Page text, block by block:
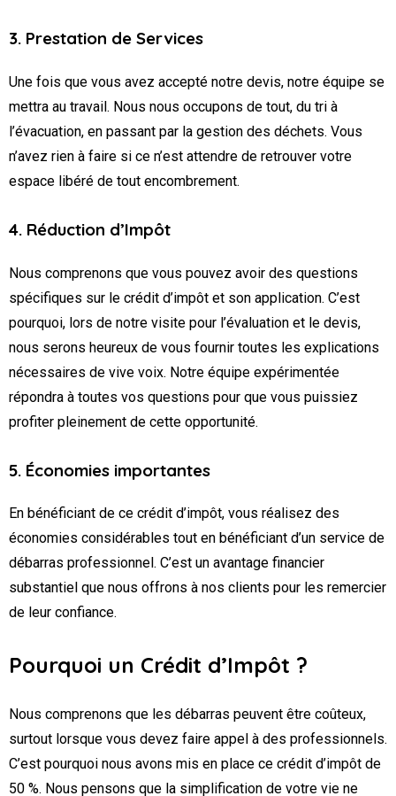
3. Prestation de Services
Une fois que vous avez accepté notre devis, notre équipe se
mettra au travail. Nous nous occupons de tout, du tri à
l’évacuation, en passant par la gestion des déchets. Vous
n’avez rien à faire si ce n’est attendre de retrouver votre
espace libéré de tout encombrement.
4. Réduction d’Impôt
Nous comprenons que vous pouvez avoir des questions
spécifiques sur le crédit d’impôt et son application. C’est
pourquoi, lors de notre visite pour l’évaluation et le devis,
nous serons heureux de vous fournir toutes les explications
nécessaires de vive voix. Notre équipe expérimentée
répondra à toutes vos questions pour que vous puissiez
profiter pleinement de cette opportunité.
5. Économies importantes
En bénéficiant de ce crédit d’impôt, vous réalisez des
économies considérables tout en bénéficiant d’un service de
débarras professionnel. C’est un avantage financier
substantiel que nous offrons à nos clients pour les remercier
de leur confiance.
Pourquoi un Crédit d’Impôt ?
Nous comprenons que les débarras peuvent être coûteux,
surtout lorsque vous devez faire appel à des professionnels.
C’est pourquoi nous avons mis en place ce crédit d’impôt de
50 %. Nous pensons que la simplification de votre vie ne